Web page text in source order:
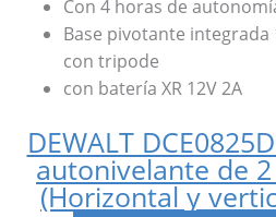
Con 4 horas de
Base pivotante integrada
con tripode
con batería XR 12V 2A
DEWALT
autonivelante de
(Horizontal y